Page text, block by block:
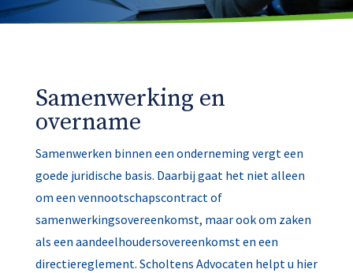
Samenwerking en
overname
Samenwerken binnen een onderneming vergt een
goede juridische basis. Daarbij gaat het niet alleen
om een vennootschapscontract of
samenwerkingsovereenkomst, maar ook om zaken
als een aandeelhoudersovereenkomst en een
directiereglement. Scholtens Advocaten helpt u hier